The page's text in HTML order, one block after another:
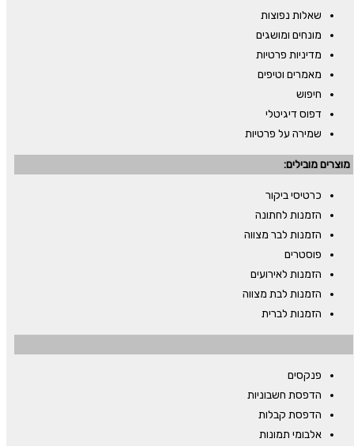
שאלות נפוצות
מונחים ומושגים
מדיניות פרטיות
מאמרים וטיפים
חיפוש
דפוס דיגיטלי
שמירה על פרטיות
מוצרים מובילים:
כרטיסי ביקור
הזמנות לחתונה
הזמנות לבר מצווה
פוסטרים
הזמנות לאירועים
הזמנות לבת מצווה
הזמנות לברית
פנקסים
הדפסת חשבוניות
הדפסת קבלות
אלבומי תמונות